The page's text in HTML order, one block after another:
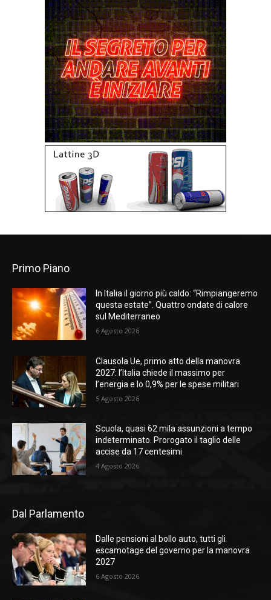
Primo Piano
In Italia il giorno più caldo: “Rimpiangeremo
questa estate”. Quattro ondate di calore
sul Mediterraneo
6 Agosto 2026
Clausola Ue, primo atto della manovra
2027: l’Italia chiede il massimo per
l’energia e lo 0,9% per le spese militari
5 Agosto 2026
Scuola, quasi 62 mila assunzioni a tempo
indeterminato. Prorogato il taglio delle
accise da 17 centesimi
4 Agosto 2026
Dal Parlamento
Dalle pensioni al bollo auto, tutti gli
escamotage del governo per la manovra
2027
6 Agosto 2026